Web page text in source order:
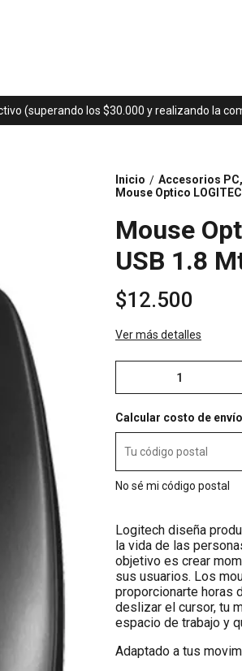
(superando los $30.000 y realizando la
Inicio / Accesorios
Mouse Optico
Mouse
USB 1.8
$12.500
Ver más detalles
Calcular costo de
No sé mi código postal
Logitech diseña
la vida de las
objetivo es crear
sus usuarios. Los
proporcionarte horas
deslizar el cursor, tu
espacio de trabajo y
Adaptado a tus